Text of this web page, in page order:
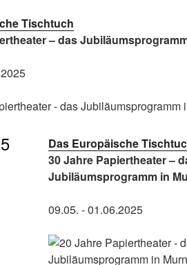
Tischtuch
– das
Das Europäische
30 Jahre Papiertheater –
Jubiläumsprogramm in
09.05. - 01.06.2025